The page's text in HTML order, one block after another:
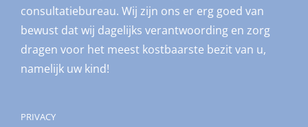
consultatiebureau. Wij zijn ons er erg goed van
bewust dat wij dagelijks verantwoording en zorg
dragen voor het meest kostbaarste bezit van u,
namelijk uw kind!
PRIVACY